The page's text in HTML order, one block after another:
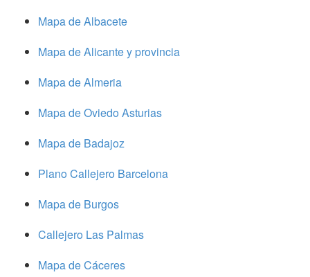
Mapa de Albacete
Mapa de Alicante y provincia
Mapa de Almeria
Mapa de Oviedo Asturias
Mapa de Badajoz
Plano Callejero Barcelona
Mapa de Burgos
Callejero Las Palmas
Mapa de Cáceres